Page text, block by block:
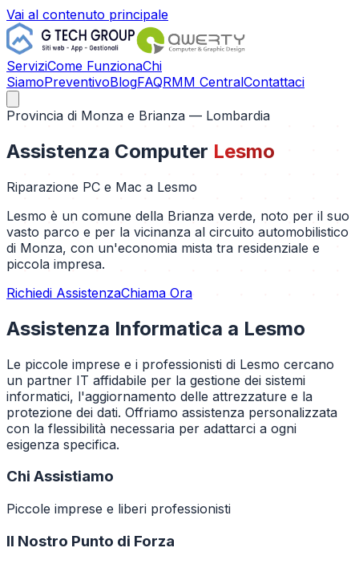
Vai al contenuto principale
ServiziCome FunzionaChi
SiamoPreventivoBlogFAQRMM CentralContattaci
Provincia di Monza e Brianza — Lombardia
Assistenza Computer Lesmo
Riparazione PC e Mac a Lesmo
Lesmo è un comune della Brianza verde, noto per il suo
vasto parco e per la vicinanza al circuito automobilistico
di Monza, con un'economia mista tra residenziale e
piccola impresa.
Richiedi AssistenzaChiama Ora
Assistenza Informatica a Lesmo
Le piccole imprese e i professionisti di Lesmo cercano
un partner IT affidabile per la gestione dei sistemi
informatici, l'aggiornamento delle attrezzature e la
protezione dei dati. Offriamo assistenza personalizzata
con la flessibilità necessaria per adattarci a ogni
esigenza specifica.
Chi Assistiamo
Piccole imprese e liberi professionisti
Il Nostro Punto di Forza